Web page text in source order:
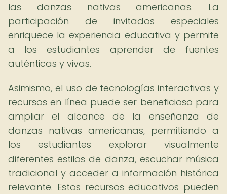
las danzas nativas americanas. La
participación de invitados especiales
enriquece la experiencia educativa y permite
a los estudiantes aprender de fuentes
auténticas y vivas.
Asimismo, el uso de tecnologías interactivas y
recursos en línea puede ser beneficioso para
ampliar el alcance de la enseñanza de
danzas nativas americanas, permitiendo a
los estudiantes explorar visualmente
diferentes estilos de danza, escuchar música
tradicional y acceder a información histórica
relevante. Estos recursos educativos pueden